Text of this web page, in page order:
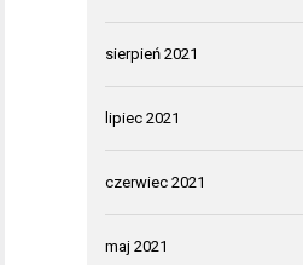
sierpień 2021
lipiec 2021
czerwiec 2021
maj 2021